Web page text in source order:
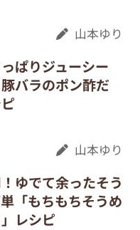
山本ゆり
ぱりジューシー
豚バラのポン酢だ
山本ゆり
ゆでて余ったそう
「もちもちそうめ
レシピ